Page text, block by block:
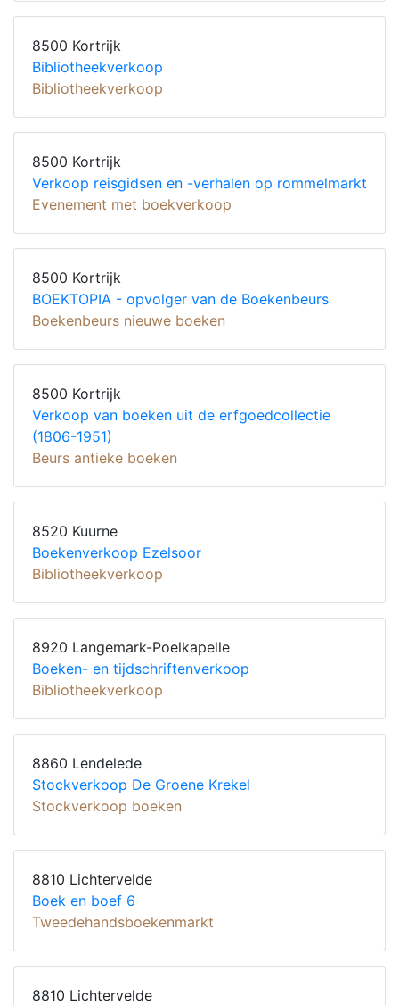
8500 Kortrijk
Bibliotheekverkoop
Bibliotheekverkoop
8500 Kortrijk
Verkoop reisgidsen en -verhalen op rommelmarkt
Evenement met boekverkoop
8500 Kortrijk
BOEKTOPIA - opvolger van de Boekenbeurs
Boekenbeurs nieuwe boeken
8500 Kortrijk
Verkoop van boeken uit de erfgoedcollectie
(1806-1951)
Beurs antieke boeken
8520 Kuurne
Boekenverkoop Ezelsoor
Bibliotheekverkoop
8920 Langemark-Poelkapelle
Boeken- en tijdschriftenverkoop
Bibliotheekverkoop
8860 Lendelede
Stockverkoop De Groene Krekel
Stockverkoop boeken
8810 Lichtervelde
Boek en boef 6
Tweedehandsboekenmarkt
8810 Lichtervelde